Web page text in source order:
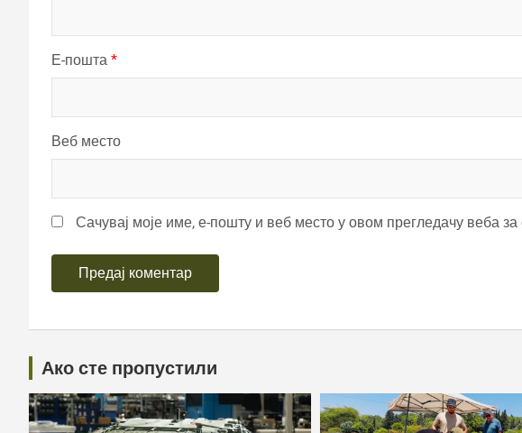
Е-пошта *
Веб место
Сачувај моје име, е-пошту и веб место у овом прегледачу веба
Ако сте пропустили